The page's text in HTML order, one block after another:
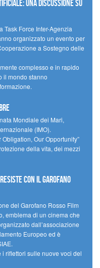
una discussione su
Task Force Inter-Agenzia
organizzato un evento per
a Sostegno delle
complesso e in rapido
il mondo stanno
Mondiale dei Mari,
(IMO).
Our Opportunity”
della vita, dei mezzi
con il Garofano
del Garofano Rosso Film
emblema di un cinema che
dall’associazione
Europeo ed è
i riflettori sulle nuove voci del